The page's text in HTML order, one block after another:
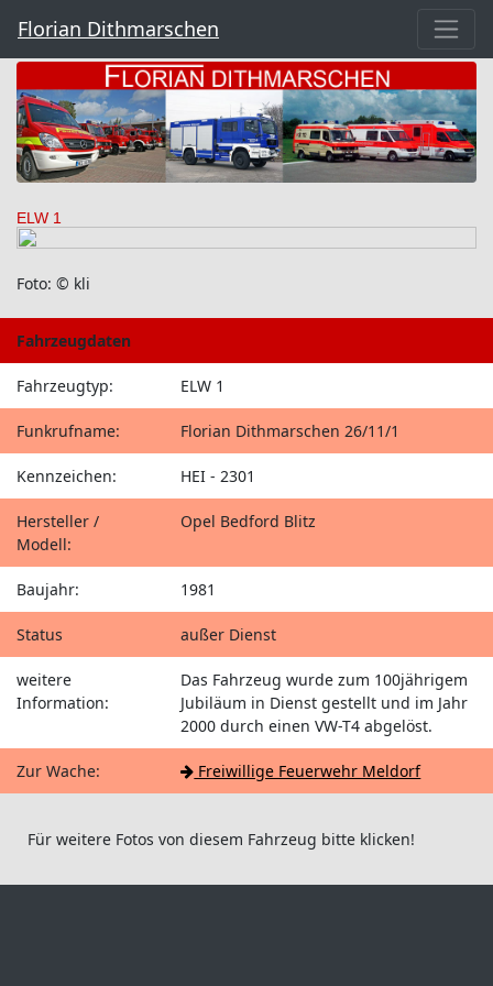
Florian Dithmarschen
ELW 1
Foto: © kli
Fahrzeugdaten
Fahrzeugtyp: ELW 1
Funkrufname: Florian Dithmarschen 26/11/1
Kennzeichen: HEI - 2301
Hersteller /
Modell:
Opel Bedford Blitz
Baujahr: 1981
Status außer Dienst
weitere
Information:
Das Fahrzeug wurde zum 100jährigem
Jubiläum in Dienst gestellt und im Jahr
2000 durch einen VW-T4 abgelöst.
Zur Wache: Freiwillige Feuerwehr Meldorf
Für weitere Fotos von diesem Fahrzeug bitte klicken!